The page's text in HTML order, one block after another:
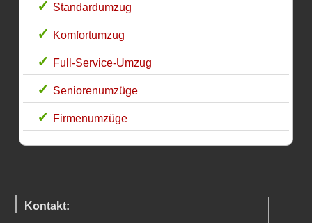
Standardumzug
Komfortumzug
Full-Service-Umzug
Seniorenumzüge
Firmenumzüge
Kontakt: